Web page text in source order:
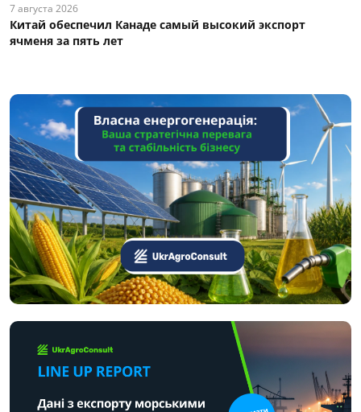
7 августа 2026
Китай обеспечил Канаде самый высокий экспорт
ячменя за пять лет